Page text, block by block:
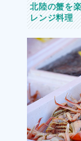
北陸の蟹を
レンジ料理